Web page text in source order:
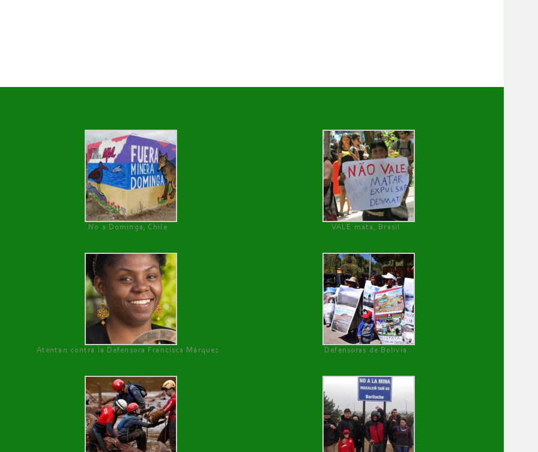
No a Dominga, Chile
VALE mata, Brasil
Atentan contra la Defensora Francisca Márquez Defensoras de Bolivia